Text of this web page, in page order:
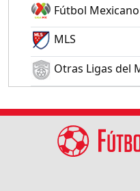
Fútbol Mexicano
MLS
Otras Ligas del